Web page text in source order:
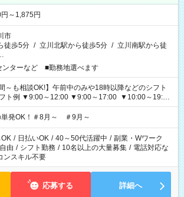
～1,875円
市
徒歩5分 / 立川北駅から徒歩5分 / 立川南駅から徒
ンターなど ■勤務地選べます
～も相談OK!】午前中のみや18時以降などのシフト
ト例 ▼9:00～12:00 ▼9:00～17:00 ▼10:00～19:00
単発OK！＃8月～ ＃9月～
/ 日払いOK / 40～50代活躍中 / 副業・Wワーク
由 / シフト勤務 / 10名以上の大量募集 / 電話対応な
ンスキル不要
応募する 詳細へ